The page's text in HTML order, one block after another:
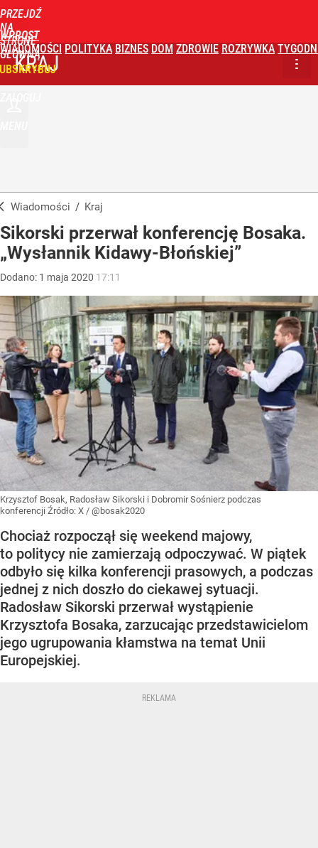
PRZEJDŹ
NA
STRONĘ
GŁÓWNĄ
WPROST
WIADOMOŚCI POLITYKA BIZNES DOM ZDROWIE ROZRYWKA
KRAJ
Wiadomości / Kraj
Sikorski przerwał konferencję Bosaka.
„Wysłannik Kidawy-Błońskiej”
Dodano: 1 maja 2020 17:11
Krzysztof Bosak, Radosław Sikorski i Dobromir Sośnierz podczas
konferencji Źródło: X / @bosak2020
Chociaż rozpoczął się weekend majowy,
to politycy nie zamierzają odpoczywać. W piątek
odbyło się kilka konferencji prasowych, a podczas
jednej z nich doszło do ciekawej sytuacji.
Radosław Sikorski przerwał wystąpienie
Krzysztofa Bosaka, zarzucając przedstawicielom
jego ugrupowania kłamstwa na temat Unii
Europejskiej.